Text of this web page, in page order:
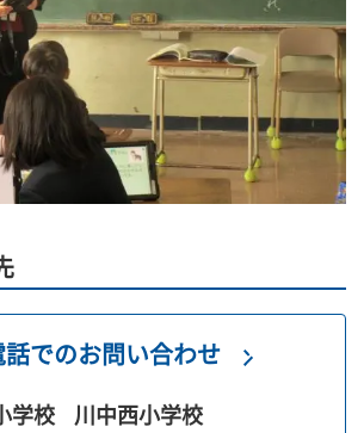
話でのお問い合わせ
学校 川中西小学校